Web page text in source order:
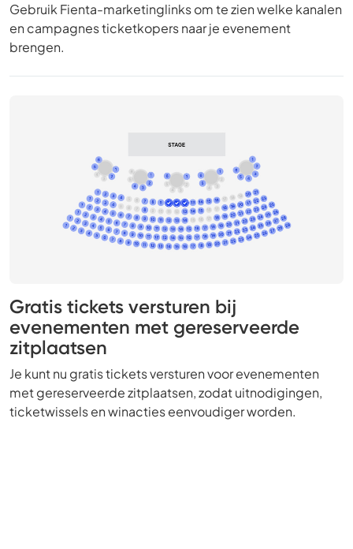
Gebruik Fienta-marketinglinks om te zien welke kanalen
en campagnes ticketkopers naar je evenement
brengen.
Gratis tickets versturen bij
evenementen met gereserveerde
zitplaatsen
Je kunt nu gratis tickets versturen voor evenementen
met gereserveerde zitplaatsen, zodat uitnodigingen,
ticketwissels en winacties eenvoudiger worden.